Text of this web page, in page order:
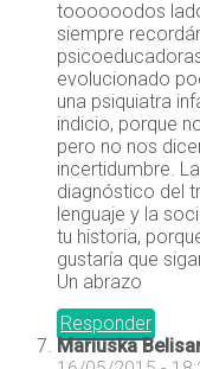
toooooodos
siempre
evolucionado
una psiquiatra
indicio, porque
pero no nos
incertidumbre.
diagnóstico del
lenguaje y la
tu historia,
gustaría que
Un abrazo
Responder
Mariuska